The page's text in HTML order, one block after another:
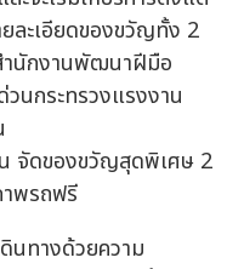
ละเอียดของขวัญทั้ง 2
ำนักงานพัฒนาฝีมือ
นกระทรวงแรงงาน
นทางด้วยความ